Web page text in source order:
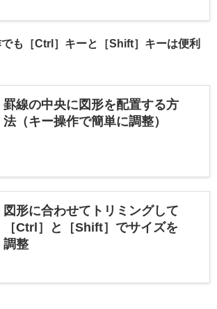
も［Ctrl］キーと［Shift］キーは便利
罫線の中央に図形を配置する方
法（キー操作で簡単に調整）
図形に合わせてトリミングして
［Ctrl］と［Shift］でサイズを
調整